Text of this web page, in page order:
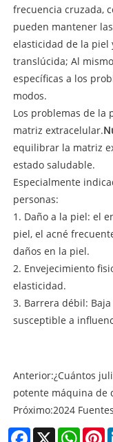
frecuencia cruzada,
pueden mantener
elasticidad de la piel
translúcida; Al
específicas a los
modos.
Los problemas de la
matriz extracelular.
equilibrar la matriz
estado saludable.
Especialmente
personas:
1. Daño a la piel: el
piel, el acné
daños en la piel.
2. Envejecimiento
elasticidad.
3. Barrera débil:
susceptible a
Anterior:¿Cuántos
potente máquina de
Próximo:2024
Facebook
X